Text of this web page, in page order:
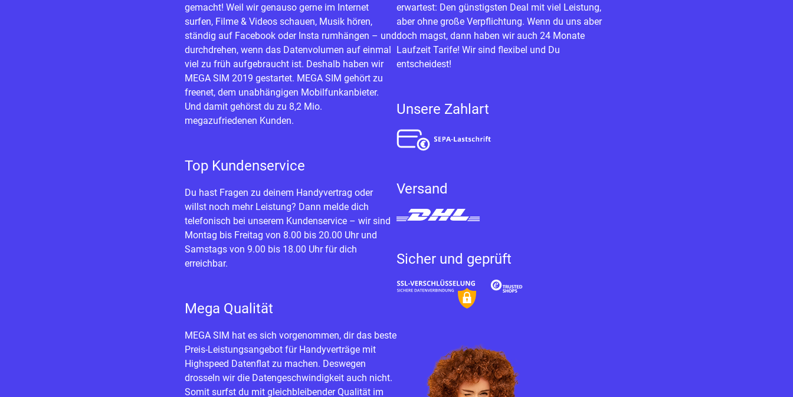
gemacht! Weil wir genauso gerne im Internet
surfen, Filme & Videos schauen, Musik hören,
ständig auf Facebook oder Insta rumhängen – und
durchdrehen, wenn das Datenvolumen auf einmal
viel zu früh aufgebraucht ist. Deshalb haben wir
MEGA SIM 2019 gestartet. MEGA SIM gehört zu
freenet, dem unabhängigen Mobilfunkanbieter.
Und damit gehörst du zu 8,2 Mio.
megazufriedenen Kunden.
Top Kundenservice
Du hast Fragen zu deinem Handyvertrag oder
willst noch mehr Leistung? Dann melde dich
telefonisch bei unserem Kundenservice – wir sind
Montag bis Freitag von 8.00 bis 20.00 Uhr und
Samstags von 9.00 bis 18.00 Uhr für dich
erreichbar.
Mega Qualität
MEGA SIM hat es sich vorgenommen, dir das beste
Preis-Leistungsangebot für Handyverträge mit
Highspeed Datenflat zu machen. Deswegen
drosseln wir die Datengeschwindigkeit auch nicht.
Somit surfst du mit gleichbleibender Qualität im
erwartest: Den günstigsten Deal mit viel Leistung,
aber ohne große Verpflichtung. Wenn du uns aber
doch magst, dann haben wir auch 24 Monate
Laufzeit Tarife! Wir sind flexibel und Du
entscheidest!
Unsere Zahlart
Versand
Sicher und geprüft